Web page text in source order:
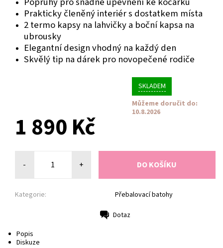
Prakticky členěný interiér s dostatkem místa
2 termo kapsy na lahvičky a boční kapsa na
ubrousky
Elegantní design vhodný na každý den
Skvělý tip na dárek pro novopečené rodiče
SKLADEM
Můžeme doručit do:
10.8.2026
1 890 Kč
- +
Kategorie: Přebalovací batohy
Dotaz
Popis
Diskuze